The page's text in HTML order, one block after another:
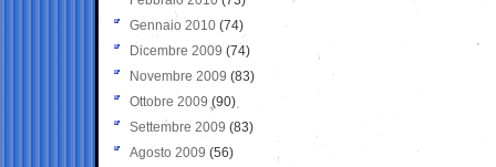
Gennaio 2010 (74)
Dicembre 2009 (74)
Novembre 2009 (83)
Ottobre 2009 (90)
Settembre 2009 (83)
Agosto 2009 (56)